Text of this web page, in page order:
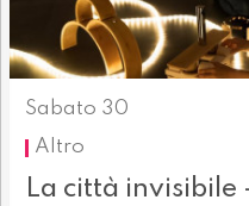
Sabato 30
Altro
La città invisibile